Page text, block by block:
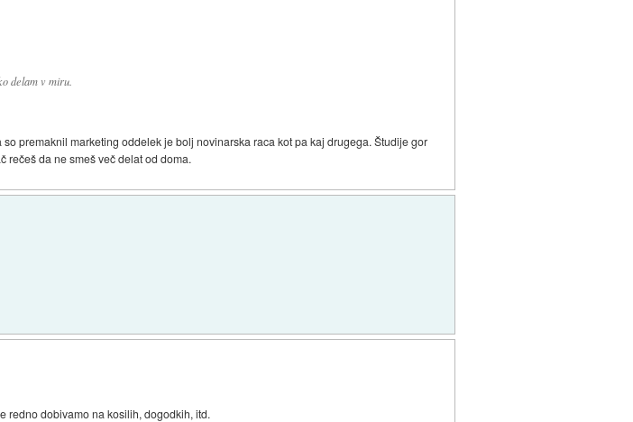
delam v miru.
premaknil marketing oddelek je bolj novinarska raca kot pa kaj drugega. Študije gor
rečeš da ne smeš več delat od doma.
redno dobivamo na kosilih, dogodkih, itd.